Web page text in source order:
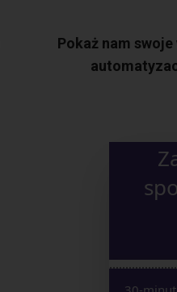
Pokaż nam